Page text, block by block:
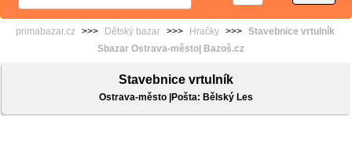
primabazar.cz >>> Dětský bazar >>> Hračky >>> Stavebnice vrtulník
Sbazar Ostrava-město| Bazoš.cz
Stavebnice vrtulník
Ostrava-město |Pošta: Bělský Les